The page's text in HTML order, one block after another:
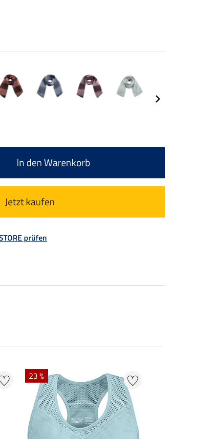
In den Warenkorb
Jetzt kaufen
prüfen
23 %